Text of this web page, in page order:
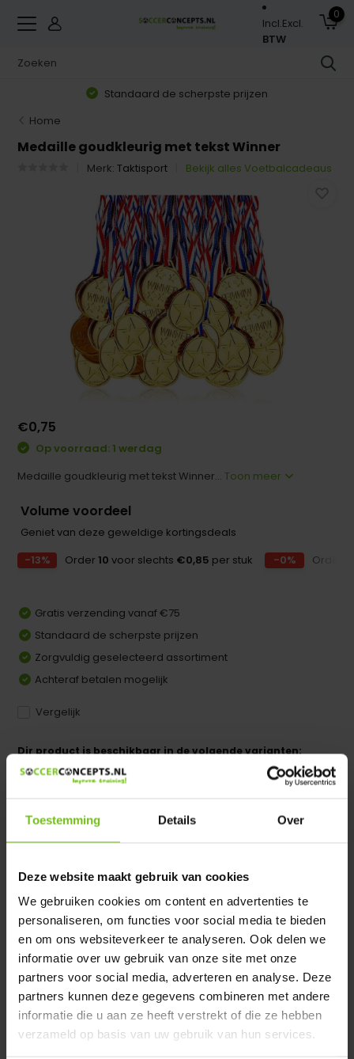
Toestemming Details Over
Deze website maakt gebruik van cookies
We gebruiken cookies om content en advertenties te
personaliseren, om functies voor social media te bieden
en om ons websiteverkeer te analyseren. Ook delen we
informatie over uw gebruik van onze site met onze
partners voor social media, adverteren en analyse. Deze
partners kunnen deze gegevens combineren met andere
informatie die u aan ze heeft verstrekt of die ze hebben
verzameld op basis van uw gebruik van hun services.
Incl.Excl.
BTW
0
Standaard de scherpste prijzen
Home
Medaille goudkleurig met tekst Winner
Merk:Taktisport Bekijk alles Voetbalcadeaus
€0,75
Op voorraad: 1 werdag
Medaille goudkleurig met tekst Winner...Toon meer
Volume voordeel
Geniet van deze geweldige kortingsdeals
-13%
Order10 voor slechts €0,85 per stuk -0% Order
Gratis verzending vanaf €75
Standaard de scherpste prijzen
Zorgvuldig geselecteerd assortiment
Achteraf betalen mogelijk
Vergelijk
Dir product is beschikbaar in de volgende varianten:
We helpen u graag met meer informatie
Verstuur email
Productomschrijving
Specificaties
Reviews
Delen